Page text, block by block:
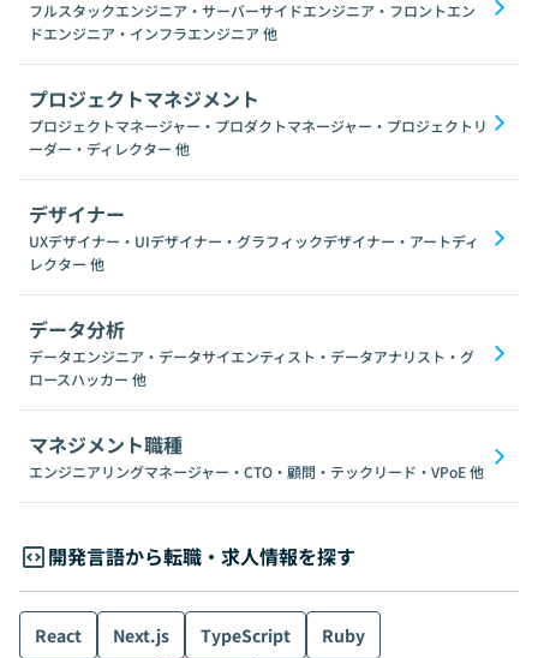
フルスタックエンジニア・サーバーサイドエンジニア・フロントエン
ドエンジニア・インフラエンジニア 他
プロジェクトマネジメント
プロジェクトマネージャー・プロダクトマネージャー・プロジェクトリ
ーダー・ディレクター 他
デザイナー
UXデザイナー・UIデザイナー・グラフィックデザイナー・アートディ
レクター 他
データ分析
データエンジニア・データサイエンティスト・データアナリスト・グ
ロースハッカー 他
マネジメント職種
エンジニアリングマネージャー・CTO・顧問・テックリード・VPoE他
開発言語から転職・求人情報を探す
React Next.js TypeScript
Ruby